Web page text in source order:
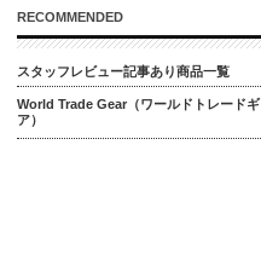
RECOMMENDED
スタッフレビュー記事あり商品一覧
World Trade Gear（ワールドトレードギ
ア）